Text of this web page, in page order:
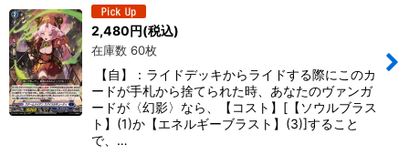
2,480円(税込)
在庫数 60枚
【自】：ライドデッキからライドする際にこのカ
ードが手札から捨てられた時、あなたのヴァンガ
ードが〈幻影〉なら、【コスト】[【ソウルブラス
ト】(1)か【エネルギーブラスト】(3)]すること
で、…